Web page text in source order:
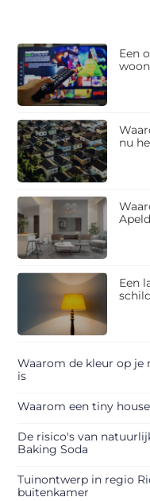
Een
nu
Een
Waarom de kleur op je
is
Waarom een tiny
De risico's van
Baking Soda
Tuinontwerp in regio
buitenkamer